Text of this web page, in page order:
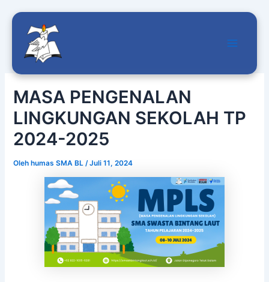
Lewati
konten
Menu
MASA PENGENALAN
LINGKUNGAN SEKOLAH TP
2024-2025
Olehhumas SMA BL /Juli 11, 2024